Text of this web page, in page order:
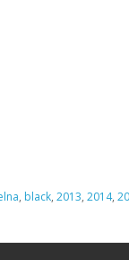
, black, 2013, 2014,